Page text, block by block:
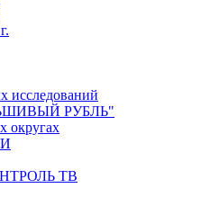
исследований
РУБЛЬ"
округах
ТВ